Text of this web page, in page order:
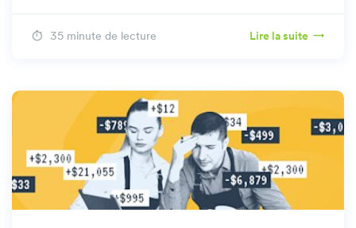
35 minute de lecture Lire la suite